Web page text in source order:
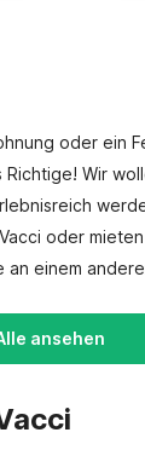
oder ein
Wir
oder
einem
ansehen